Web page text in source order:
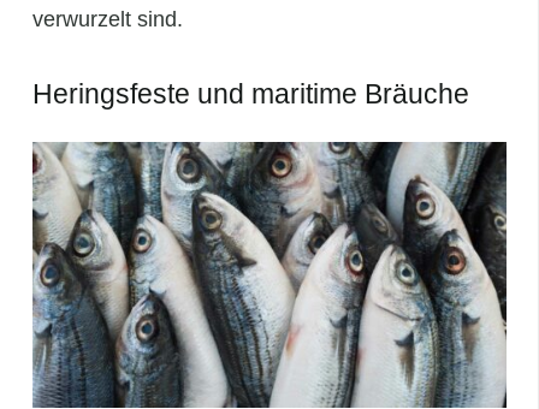
verwurzelt sind.
Heringsfeste und maritime Bräuche